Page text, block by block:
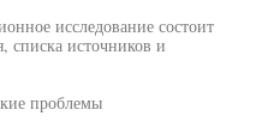
исследование состоит
списка источников и
проблемы